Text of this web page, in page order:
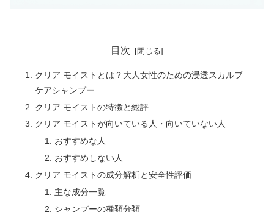
目次
クリア モイストとは？大人女性のための浸透スカルプ
ケアシャンプー
クリア モイストの特徴と総評
クリア モイストが向いている人・向いていない人
おすすめな人
おすすめしない人
クリア モイストの成分解析と安全性評価
主な成分一覧
シャンプーの種類分類